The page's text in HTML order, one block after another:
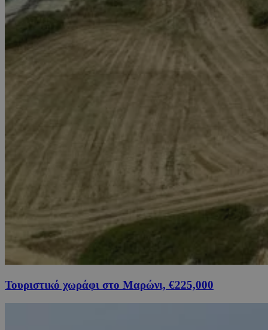
Τουριστικό χωράφι στο Μαρώνι, €225,000